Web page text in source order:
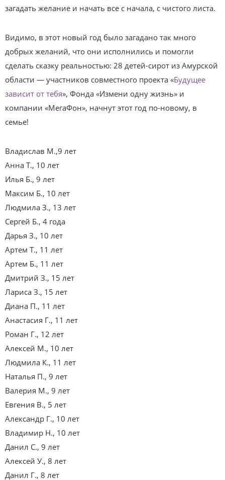
загадать желание и начать все с начала, с чистого листа.
Видимо, в этот новый год было загадано так много
добрых желаний, что они исполнились и помогли
сделать сказку реальностью: 28 детей-сирот из Амурской
области — участников совместного проекта «Будущее
зависит от тебя», Фонда «Измени одну жизнь» и
компании «МегаФон», начнут этот год по-новому, в
семье!
Владислав М.,9 лет
Анна Т., 10 лет
Илья Б., 9 лет
Максим Б., 10 лет
Людмила З., 13 лет
Сергей Б., 4 года
Дарья З., 10 лет
Артем Т., 11 лет
Артем Б., 11 лет
Дмитрий З., 15 лет
Лариса З., 15 лет
Диана П., 11 лет
Анастасия Г., 11 лет
Роман Г., 12 лет
Алексей М., 10 лет
Людмила К., 11 лет
Наталья П., 9 лет
Валерия М., 9 лет
Евгения В., 5 лет
Александр Г., 10 лет
Владимир Н., 10 лет
Данил С., 9 лет
Алексей У., 8 лет
Данил Г., 8 лет